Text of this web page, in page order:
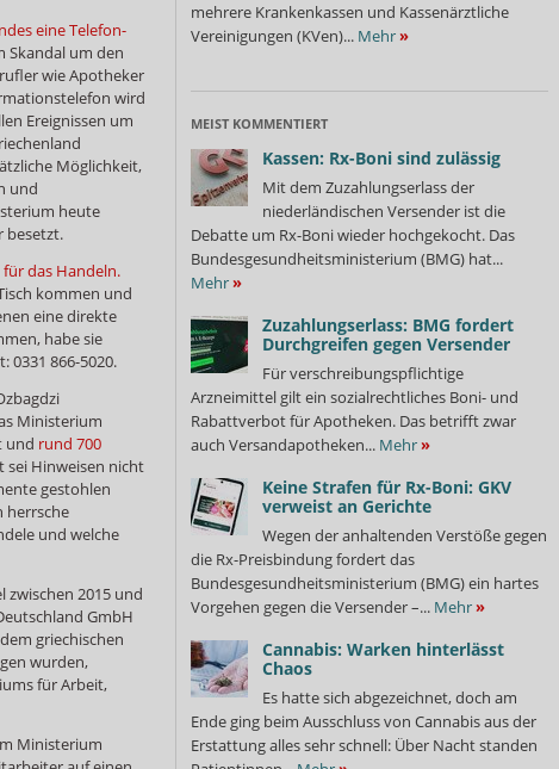
eine Telefon-
Skandal um den
wie Apotheker
wird
Ereignissen um
Möglichkeit,
und
heute
besetzt.
das Handeln.
kommen und
eine direkte
habe sie
0331 866-5020.
Ministerium
und rund 700
sei Hinweisen nicht
gestohlen
herrsche
und welche
zwischen 2015 und
GmbH
griechischen
wurden,
für Arbeit,
Ministerium
mehrere Krankenkassen und Kassenärztliche
Vereinigungen (KVen)... Mehr»
MEIST KOMMENTIERT
Kassen: Rx-Boni sind zulässig
Mit dem Zuzahlungserlass der
niederländischen Versender ist die
Debatte um Rx-Boni wieder hochgekocht. Das
Bundesgesundheitsministerium (BMG) hat...
Mehr»
Zuzahlungserlass: BMG fordert
Durchgreifen gegen Versender
Für verschreibungspflichtige
Arzneimittel gilt ein sozialrechtliches Boni- und
Rabattverbot für Apotheken. Das betrifft zwar
auch Versandapotheken... Mehr»
Keine Strafen für Rx-Boni: GKV
verweist an Gerichte
Wegen der anhaltenden Verstöße gegen
die Rx-Preisbindung fordert das
Bundesgesundheitsministerium (BMG) ein hartes
Vorgehen gegen die Versender –... Mehr»
Cannabis: Warken hinterlässt
Chaos
Es hatte sich abgezeichnet, doch am
Ende ging beim Ausschluss von Cannabis aus der
Erstattung alles sehr schnell: Über Nacht standen